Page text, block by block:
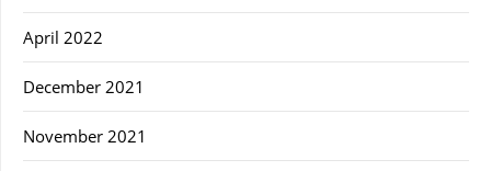
April 2022
December 2021
November 2021